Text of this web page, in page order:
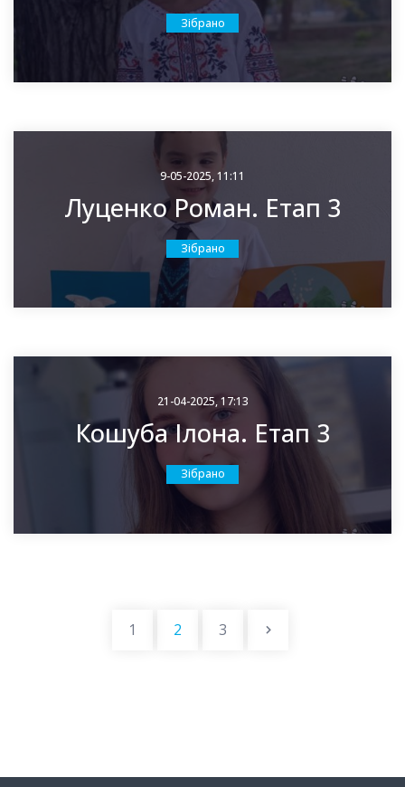
Зібрано
9-05-2025, 11:11
Луценко Роман. Етап 3
Зібрано
21-04-2025, 17:13
Кошуба Ілона. Етап 3
Зібрано
страницы
1 2 3 след страница